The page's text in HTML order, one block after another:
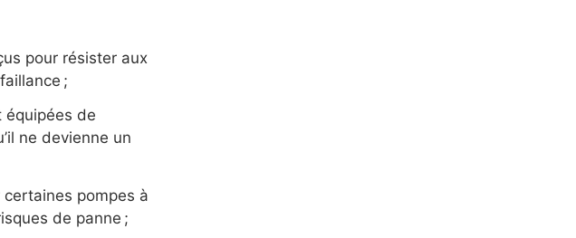
pour résister aux
;
de
ne devienne un
pompes à
de panne ;